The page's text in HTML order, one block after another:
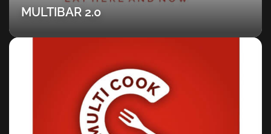
MULTIBAR 2.0